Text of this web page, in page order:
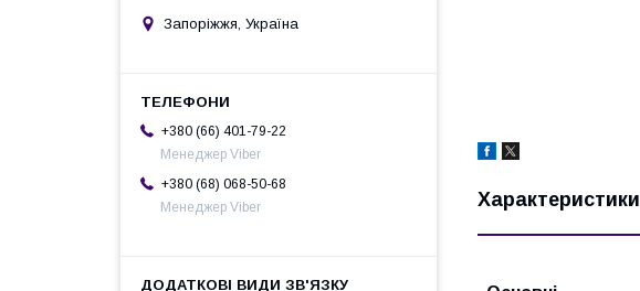
Характеристики
Запоріжжя, Україна
+380 (66) 401-79-22
Менеджер Viber
+380 (68) 068-50-68
Менеджер Viber